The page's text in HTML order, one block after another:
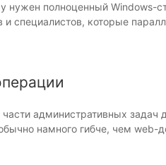
полноценный Windows-
и специалистов, которые
административных задач
намного гибче, чем web-